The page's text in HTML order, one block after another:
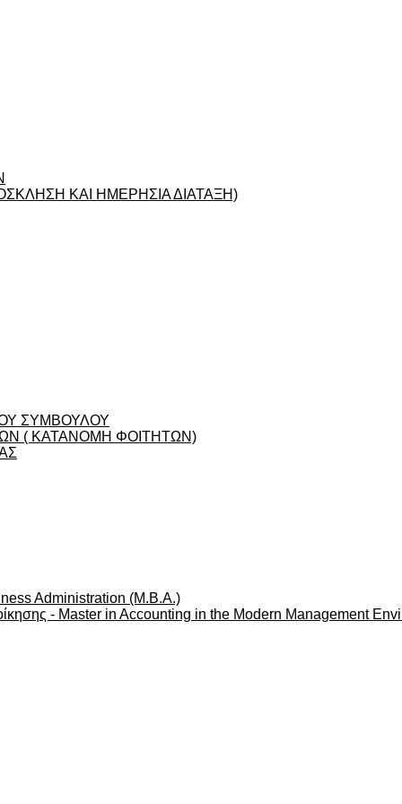
ΚΑΙ ΗΜΕΡΗΣΙΑ ΔΙΑΤΑΞΗ)
ΣΥΜΒΟΥΛΟΥ
( ΚΑΤΑΝΟΜΗ ΦΟΙΤΗΤΩΝ)
Administration (M.B.A.)
- Master in Accounting in the Modern Management